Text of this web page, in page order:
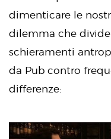
dimenticare le
dilemma che
schieramenti
da Pub contro
differenze: